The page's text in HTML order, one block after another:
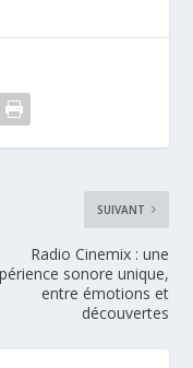
SUIVANT
Radio Cinemix : une
sonore unique,
entre émotions et
découvertes